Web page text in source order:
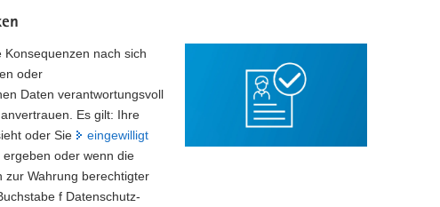
nach sich
oder
Daten verantwortungsvoll
Es gilt: Ihre
oder Sie
eingewilligt
oder wenn die
zur Wahrung berechtigter
f Datenschutz-